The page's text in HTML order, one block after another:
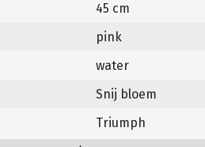
45 cm
pink
water
Snij bloem
Triumph